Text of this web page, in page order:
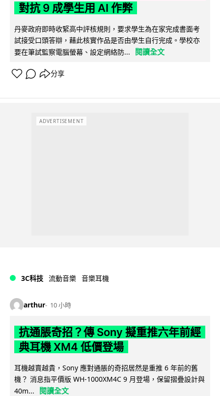
對抗 9 成學生用 AI 作弊
丹麥政府即時收緊高中評核規則，要求學生為在家完成書面考
試接受口頭答辯，藉此核實作品是否由學生自行完成。學校亦
要在筆試監察電腦螢幕、設定網絡防...
閱讀全文
分享
ADVERTISEMENT
3C科技 流動音樂 音樂耳機
arthur 10 小時
抗通脹奇招？傳 Sony 擬重推六年前經
典耳機 XM4 低價登場
耳機越賣越貴，Sony 應對通脹的奇招居然是重推 6 年前的舊
機？ 消息指平價版 WH-1000XM4C 9 月登場，保留摺疊設計與
40m...
閱讀全文